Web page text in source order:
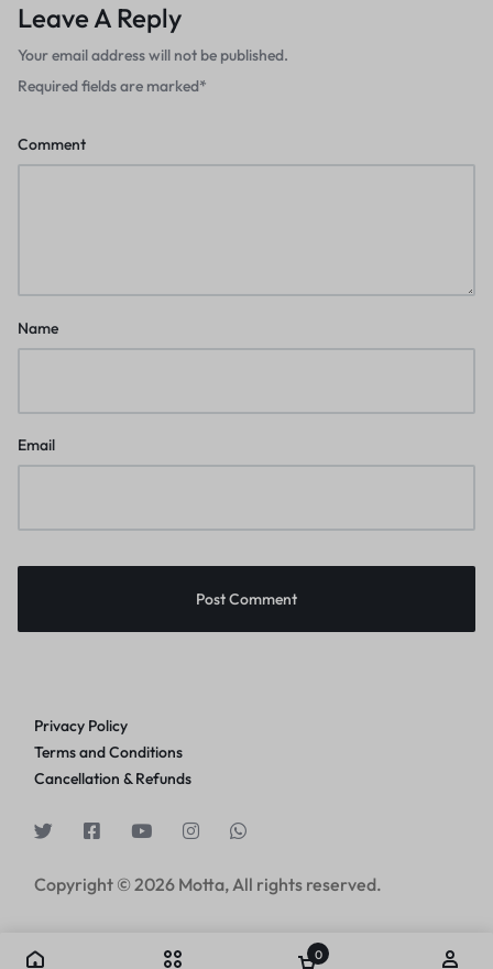
Leave A Reply
Your email address will not be published.
Required fields are marked*
Comment
Name
Email
Privacy Policy
Terms and Conditions
Cancellation & Refunds
Copyright © 2026 Motta, All rights reserved.
0